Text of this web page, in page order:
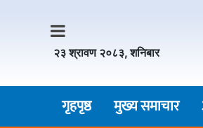
२३ श्रावण २०८३, शनिबार
गृहपृष्ठ मुख्य समाचार